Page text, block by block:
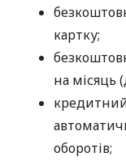
картку;
на місяць
оборотів;